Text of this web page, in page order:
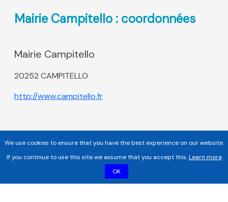
Mairie Campitello : coordonnées
Mairie Campitello
20252 CAMPITELLO
http://www.campitello.fr
We use cookies to ensure that you have the best experience on our website.
If you continue to use this site we assume that you accept this.Learn more
OK